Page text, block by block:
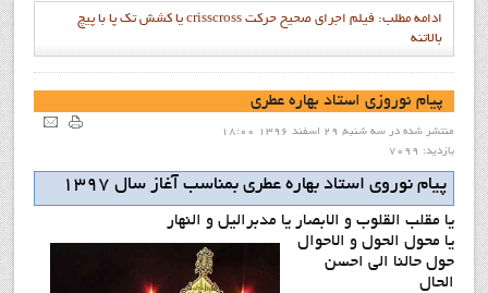
ادامه مطلب: فيلم اجراي صحيح حركت crisscross يا كشش تك پا با پيچ
بالاتنه
پيام نوروزي استاد بهاره عطري
منتشر شده در سه شنبه, 29 اسفند 1396 18:00
بازدید: 7099
پيام نوروي استاد بهاره عطري بمناسب آغاز سال 1397
يا مقلب القلوب و الابصار یا مدبرالیل و النهار
یا محول الحول و الاحوال
حول حالنا الی احسن
الحال